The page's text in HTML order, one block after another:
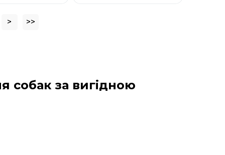
> >>
собак за вигідною
потреб собак, ці корми містять